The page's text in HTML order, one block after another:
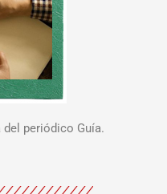
periódico Guía.